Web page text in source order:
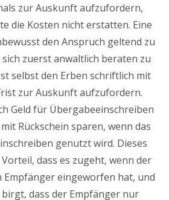
zur Auskunft aufzufordern,
die Kosten nicht erstatten. Eine
den Anspruch geltend zu
zuerst anwaltlich beraten zu
selbst den Erben schriftlich mit
zur Auskunft aufzufordern.
Geld für Übergabeeinschreiben
Rückschein sparen, wenn das
genutzt wird. Dieses
dass es zugeht, wenn der
eingeworfen hat, und
birgt, dass der Empfänger nur